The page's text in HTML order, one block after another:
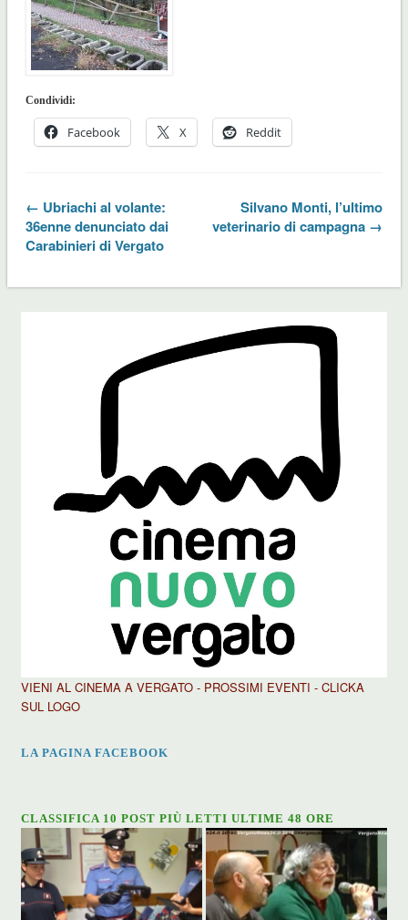
Condividi:
Facebook X Reddit
← Ubriachi al volante:
36enne denunciato dai
Carabinieri di Vergato
Silvano Monti, l’ultimo
veterinario di campagna →
VIENI AL CINEMA A VERGATO - PROSSIMI EVENTI - CLICKA
SUL LOGO
LA PAGINA FACEBOOK
CLASSIFICA 10 POST PIÙ LETTI ULTIME 48 ORE